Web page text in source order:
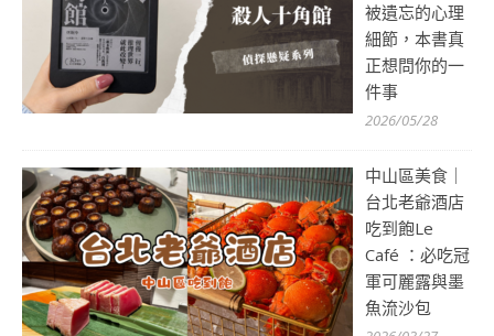
被遺忘的心理
細節，本書真
正想問你的一
件事
2026/05/28
中山區美食｜
台北老爺酒店
吃到飽Le
Café ：必吃冠
軍可麗露與墨
魚流沙包